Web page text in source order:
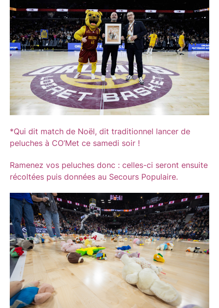
*Qui dit match de Noël, dit traditionnel lancer de
peluches à CO’Met ce samedi soir !
Ramenez vos peluches donc : celles-ci seront ensuite
récoltées puis données au Secours Populaire.